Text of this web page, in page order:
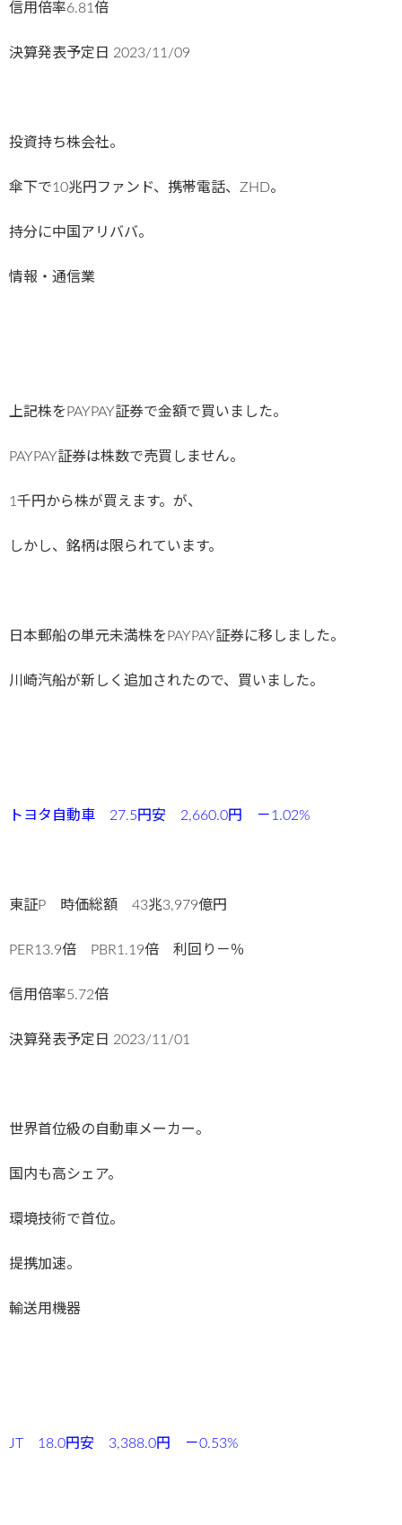
信用倍率6.81倍
決算発表予定日 2023/11/09
投資持ち株会社。
傘下で10兆円ファンド、携帯電話、ZHD。
持分に中国アリババ。
情報・通信業
上記株をPAYPAY証券で金額で買いました。
PAYPAY証券は株数で売買しません。
1千円から株が買えます。が、
しかし、銘柄は限られています。
日本郵船の単元未満株をPAYPAY証券に移しました。
川崎汽船が新しく追加されたので、買いました。
トヨタ自動車 27.5円安 2,660.0円 －1.02%
東証P 時価総額 43兆3,979億円
PER13.9倍 PBR1.19倍 利回り－％
信用倍率5.72倍
決算発表予定日 2023/11/01
世界首位級の自動車メーカー。
国内も高シェア。
環境技術で首位。
提携加速。
輸送用機器
JT 18.0円安 3,388.0円 －0.53%